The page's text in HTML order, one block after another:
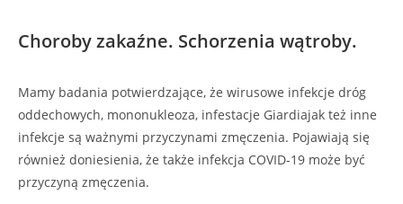
Choroby zakaźne. Schorzenia wątroby.
Mamy badania potwierdzające, że wirusowe infekcje dróg
oddechowych, mononukleoza, infestacje Giardiajak też inne
infekcje są ważnymi przyczynami zmęczenia. Pojawiają się
również doniesienia, że także infekcja COVID-19 może być
przyczyną zmęczenia.